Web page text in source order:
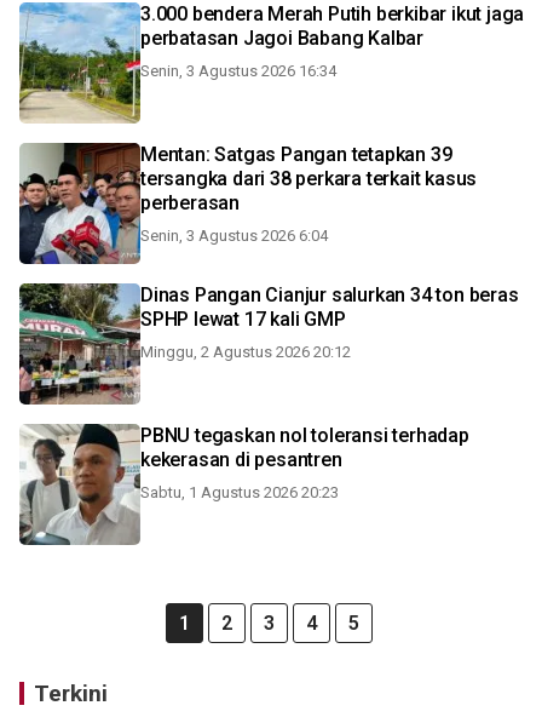
3.000 bendera Merah Putih berkibar ikut jaga
perbatasan Jagoi Babang Kalbar
Senin, 3 Agustus 2026 16:34
Mentan: Satgas Pangan tetapkan 39
tersangka dari 38 perkara terkait kasus
perberasan
Senin, 3 Agustus 2026 6:04
Dinas Pangan Cianjur salurkan 34 ton beras
SPHP lewat 17 kali GMP
Minggu, 2 Agustus 2026 20:12
PBNU tegaskan nol toleransi terhadap
kekerasan di pesantren
Sabtu, 1 Agustus 2026 20:23
1 2 3 4 5
Terkini